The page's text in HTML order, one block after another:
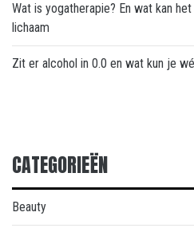
Wat is yogatherapie? En wat kan
lichaam
Zit er alcohol in 0.0 en wat kun je
CATEGORIEËN
Beauty